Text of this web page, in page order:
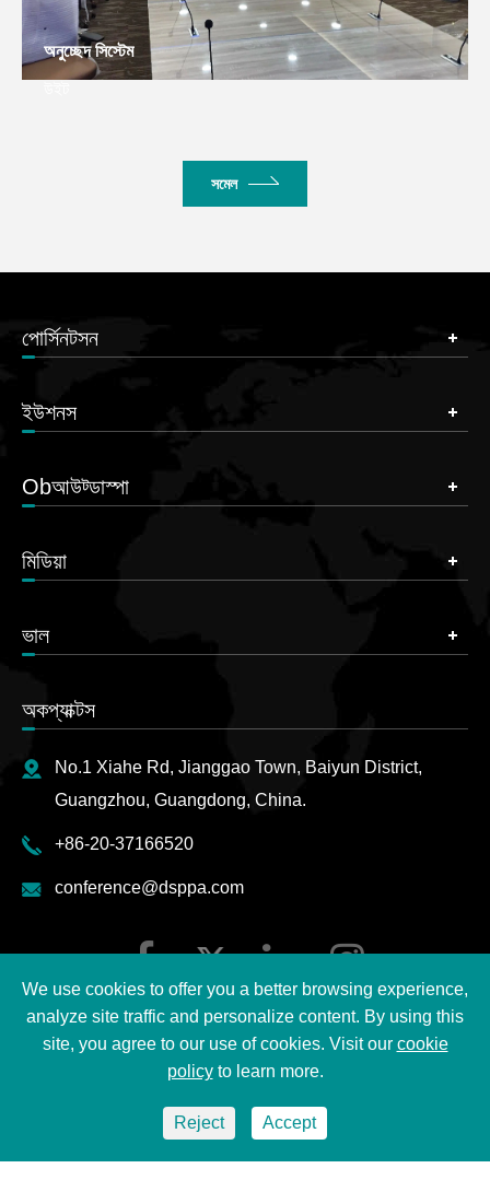
অনুচ্ছেদ সিস্টেম
সমেল
পোর্সিনটসন
ইউশনস
Obআউট্ডাস্পা
মিডিয়া
ভাল
অকপ্যাক্টস
No.1 Xiahe Rd, Jianggao Town, Baiyun District,
Guangzhou, Guangdong, China.
+86-20-37166520
conference@dsppa.com
স্যান্ট
| ডস্প্যাপ্যাপ্রিভেন
We use cookies to offer you a better browsing experience,
analyze site traffic and personalize content. By using this
site, you agree to our use of cookies. Visit our cookie
policyto learn more.
Reject Accept